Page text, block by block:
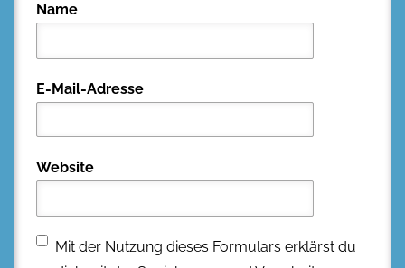
Name
E-Mail-Adresse
Website
Mit der Nutzung dieses Formulars erklärst du